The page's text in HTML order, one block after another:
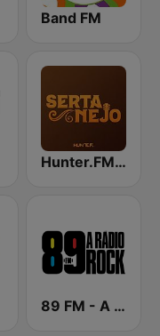
Band FM
Hunter.FM - Sertanejo
89 FM - A Rádio Rock